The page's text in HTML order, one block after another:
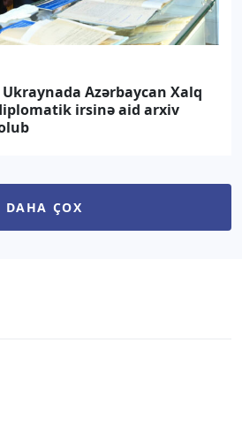
Azərbaycan Xalq
irsinə aid arxiv
DAHA ÇOX